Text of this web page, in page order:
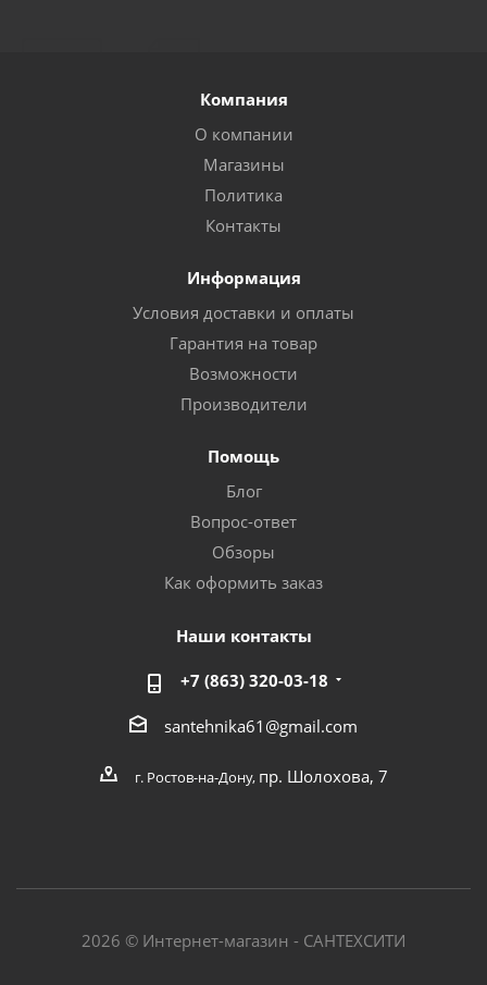
Компания
О компании
Магазины
Политика
Контакты
Информация
Условия доставки и оплаты
Гарантия на товар
Возможности
Производители
Помощь
Блог
Вопрос-ответ
Обзоры
Как оформить заказ
Наши контакты
+7 (863) 320-03-18
santehnika61@gmail.com
г. Ростов-на-Дону, пр. Шолохова, 7
2026 © Интернет-магазин - САНТЕХСИТИ